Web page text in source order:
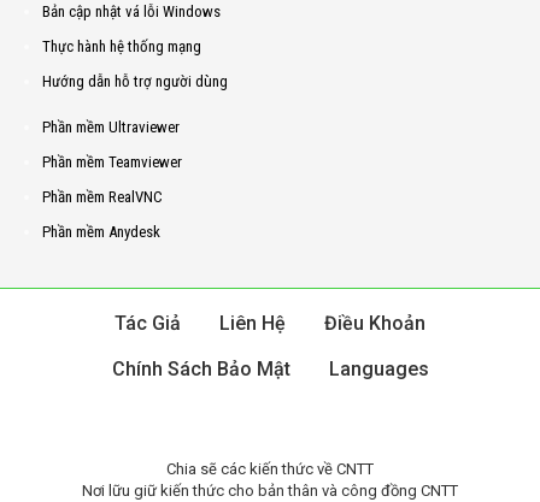
Bản cập nhật vá lỗi Windows
Thực hành hệ thống mạng
Hướng dẫn hỗ trợ người dùng
Phần mềm Ultraviewer
Phần mềm Teamviewer
Phần mềm RealVNC
Phần mềm Anydesk
Tác Giả Liên Hệ
Điều Khoản
Chính Sách Bảo Mật
Languages
Chia sẽ các kiến thức về CNTT
Nơi lữu giữ kiến thức cho bản thân và công đồng CNTT